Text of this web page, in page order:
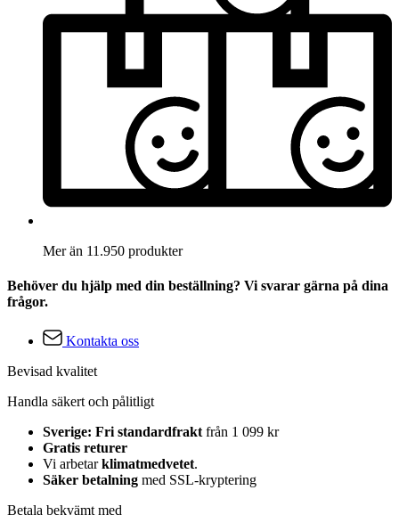
Mer än 11.950 produkter
Behöver du hjälp med din beställning? Vi svarar gärna på dina
frågor.
Kontakta oss
Bevisad kvalitet
Handla säkert och pålitligt
Sverige: Fri standardfrakt från 1 099 kr
Gratis returer
Vi arbetarklimatmedvetet.
Säker betalning med SSL-kryptering
Betala bekvämt med